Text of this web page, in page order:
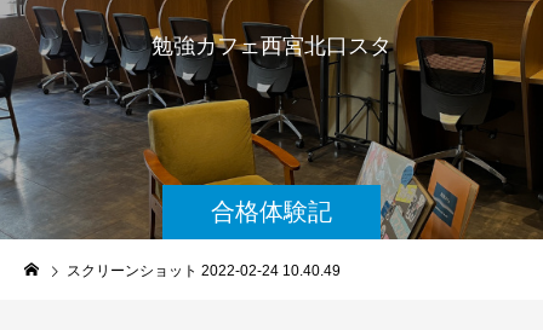
合格体験記
勉強カフェ西宮北口スタジオ
スクリーンショット 2022-02-24 10.40.49